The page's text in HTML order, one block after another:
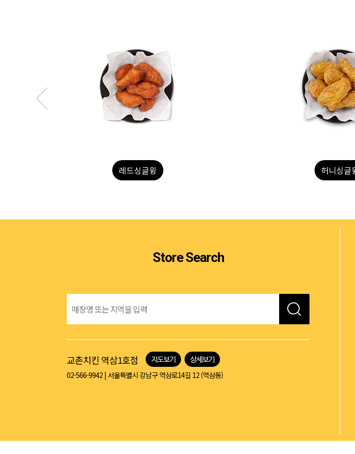
허니싱글윙 허니윙박스
Store Search
교촌치킨 역삼1호점 지도보기 상세보기
02-566-9942 | 서울특별시 강남구 역삼로14길 12 (역삼동)